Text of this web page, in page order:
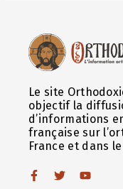
Le site
objectif la
d’informations
française sur
France et dans